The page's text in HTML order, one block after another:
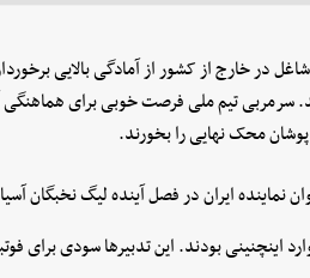
در خارج از کشور از آمادگی بالایی
سرمربی تیم ملی فرصت خوبی برای هماهنگی
پوشان محک نهایی را بخورند.
نماینده ایران در فصل آینده لیگ نخبگان
دنبال برگزاری تورنمنت ۶ جانبه و موارد اینچنینی بودند. این تدبیرها